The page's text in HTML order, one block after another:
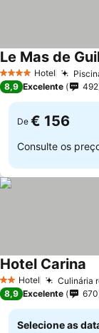
4 EstrelasHotel
Le Mas de
8,9 Excelente 492
De € 156
Consulte os
2 Estrelas
Hotel Culinária
Hotel Carina
8,9 Excelente 670
Selecione as